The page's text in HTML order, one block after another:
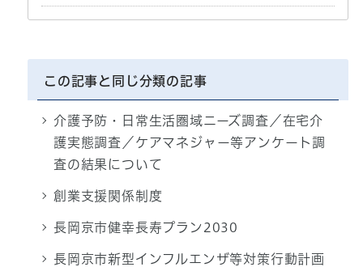
この記事と同じ分類の記事
介護予防・日常生活圏域ニーズ調査／在宅介
護実態調査／ケアマネジャー等アンケート調
査の結果について
創業支援関係制度
長岡京市健幸長寿プラン2030
長岡京市新型インフルエンザ等対策行動計画